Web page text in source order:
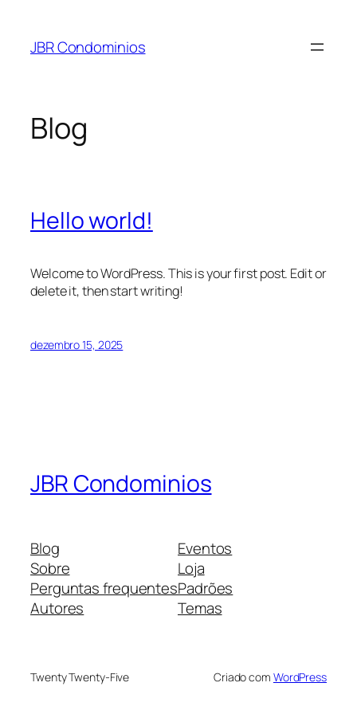
JBR Condominios
Blog
Hello world!
Welcome to WordPress. This is your first post. Edit or
delete it, then start writing!
dezembro 15, 2025
JBR Condominios
Blog
Sobre
Perguntas frequentes
Autores
Eventos
Loja
Padrões
Temas
Twenty Twenty-Five Criado com WordPress